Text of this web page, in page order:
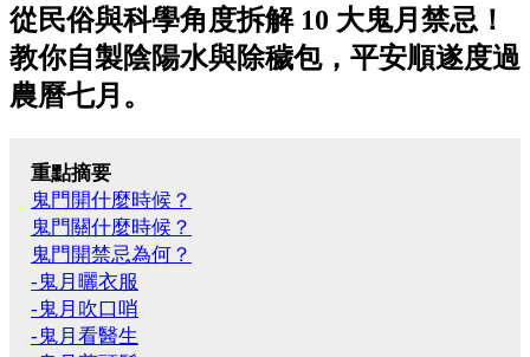
從民俗與科學角度拆解 10 大鬼月禁忌！
教你自製陰陽水與除穢包，平安順遂度過
農曆七月。
重點摘要
鬼門開什麼時候？
鬼門關什麼時候？
鬼門開禁忌為何？
-鬼月曬衣服
-鬼月吹口哨
-鬼月看醫生